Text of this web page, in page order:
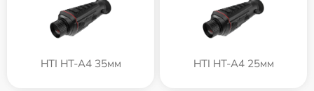
HTI HT-A4 35мм HTI HT-A4 25мм